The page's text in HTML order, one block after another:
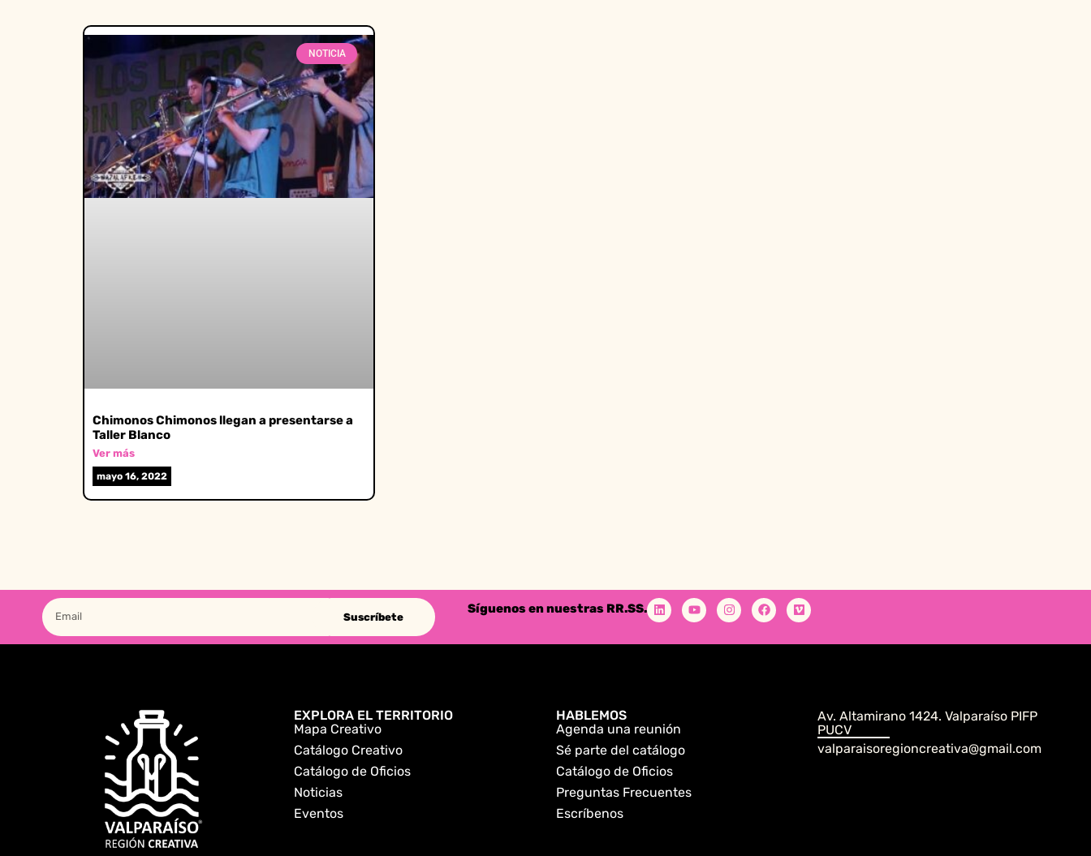
NOTICIA
Chimonos Chimonos llegan a presentarse a
Taller Blanco
Ver más
mayo 16, 2022
Suscríbete
Síguenos en nuestras RR.SS.
EXPLORA EL TERRITORIO
Mapa Creativo
Catálogo Creativo
Catálogo de Oficios
Noticias
Eventos
HABLEMOS
Agenda una reunión
Sé parte del catálogo
Catálogo de Oficios
Preguntas Frecuentes
Escríbenos
Av. Altamirano 1424. Valparaíso PIFP
PUCV
valparaisoregioncreativa@gmail.com